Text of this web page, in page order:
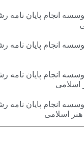
موسسه انجام پایان نامه
موسسه انجام پایان نامه
موسسه انجام پایان نامه
اسلامی
موسسه انجام پایان نامه
اسلامی